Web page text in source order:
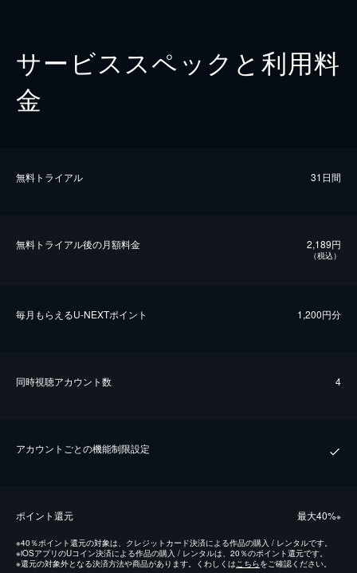
サービススペックと利用料
金
無料トライアル 31日間
無料トライアル後の⽉額料金 2,189円
（税込）
毎⽉もらえるU-NEXTポイント 1,200円分
同時視聴アカウント数 4
アカウントごとの機能制限設定
ポイント還元 最⼤40%※
※40％ポイント還元の対象は、クレジットカード決済による作品の購入 / レンタルです。
※iOSアプリのUコイン決済による作品の購入 / レンタルは、20％のポイント還元です。
※還元の対象外となる決済方法や商品があります。くわしくはこちらをご確認ください。